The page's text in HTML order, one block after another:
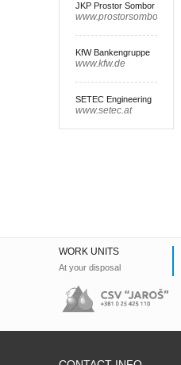
JKP Prostor Sombor
www.prostorsombor.rs
KfW Bankengruppe
www.kfw.de
SETEC Engineering
www.setec.at
WORK UNITS
At your disposal